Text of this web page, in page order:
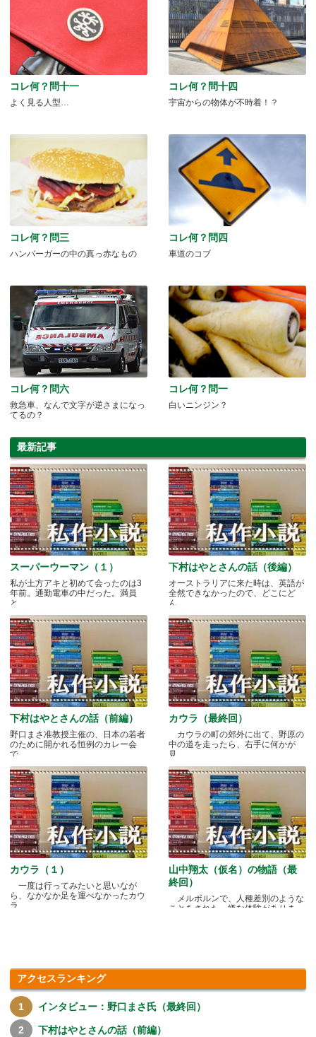
コレ何？問十一
よく見る人型…
コレ何？問十四
宇宙からの物体が不時着！？
コレ何？問三
ハンバーガーの中の真っ赤なもの
コレ何？問四
車道のコブ
コレ何？問六
救急車、なんで文字が逆さまになっ
てるの？
コレ何？問一
白いニンジン？
最新記事
スーパーウーマン（１）
私が土方アキと初めて会ったのは3
年前。通勤電車の中だった。満員
と.....
下村はやとさんの話（後編）
オーストラリアに来た時は、英語が
全然できなかったので、どこにど
ん.....
下村はやとさんの話（前編）
野口まさ准教授主催の、日本の若者
のために開かれる恒例のカレー会
で.....
カウラ（最終回）
カウラの町の郊外に出て、野原の
中の道を走ったら、右手に何かが
見.....
カウラ（１）
一度は行ってみたいと思いなが
ら、なかなか足を運べなかったカウ
ラ.....
山中翔太（仮名）の物語（最
終回）
メルボルンで、人種差別のような
ことをされた、嫌な体験がありま
アクセスランキング
インタビュー：野口まさ氏（最終回）
下村はやとさんの話（前編）